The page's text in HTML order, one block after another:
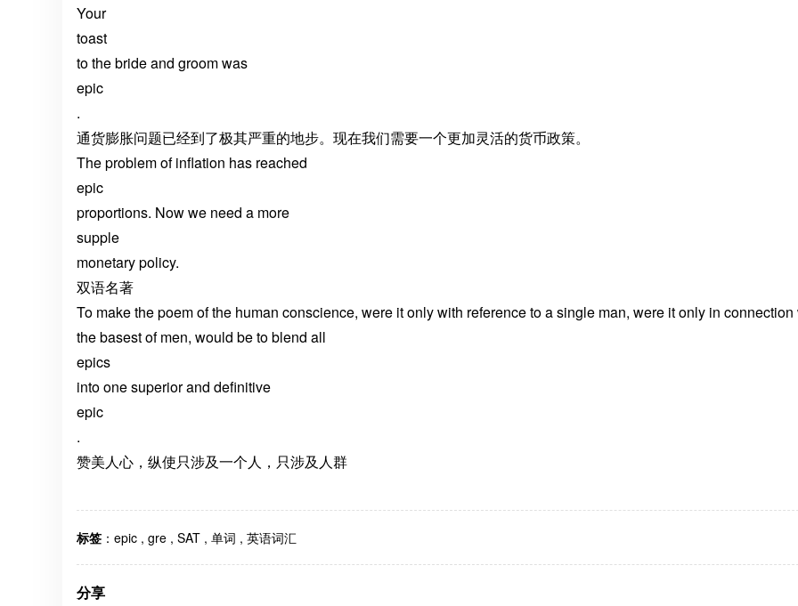
Your
toast
to the bride and groom was
epic
.
通货膨胀问题已经到了极其严重的地步。现在我们需要一个更加灵活的货币政策。
The problem of inflation has reached
epic
proportions. Now we need a more
supple
monetary policy.
双语名著
To make the poem of the human conscience, were it only with reference to a single man, were it only in connection
the basest of men, would be to blend all
epics
into one superior and definitive
epic
.
赞美人心，纵使只涉及一个人，只涉及人群
标签 ： epic , gre , SAT , 单词 , 英语词汇
分享